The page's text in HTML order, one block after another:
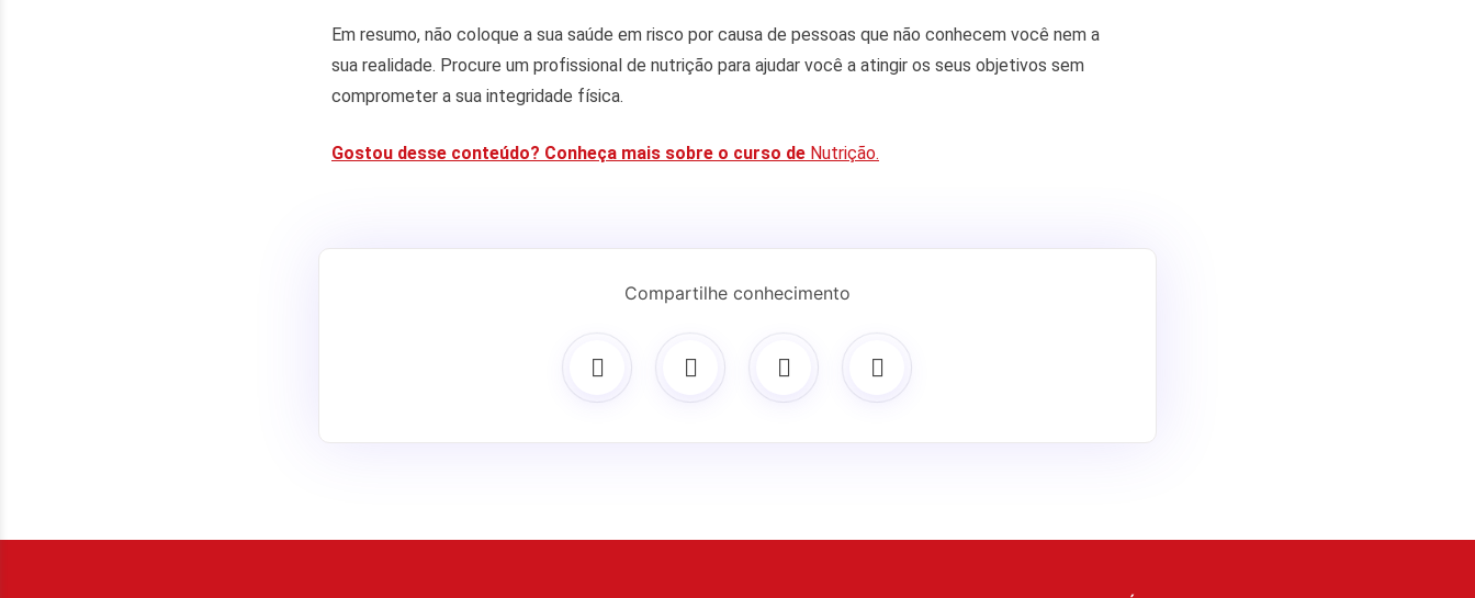
Em resumo, não coloque a sua saúde em risco por causa de pessoas que não conhecem você nem a
sua realidade. Procure um profissional de nutrição para ajudar você a atingir os seus objetivos sem
comprometer a sua integridade física.
Gostou desse conteúdo? Conheça mais sobre o curso de Nutrição.
Compartilhe conhecimento